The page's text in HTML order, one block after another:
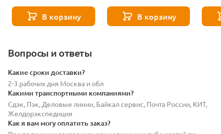
В корзину В корзину
Вопросы и ответы
Какие сроки доставки?
2-3 рабочих дня Москва и обл
Какими транспортными компаниями?
Сдэк, Пэк, Деловые линии, Байкал сервис, Почта России, КИТ,
Желдорэкспедиция
Как я вам могу оплатить заказ?